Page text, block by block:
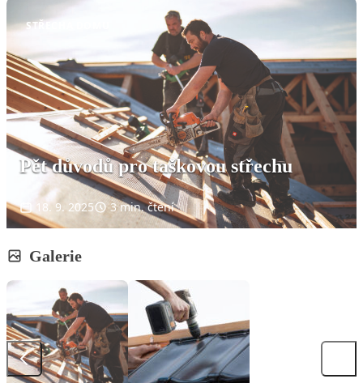
STŘECHA DOMU
Pět důvodů pro taškovou střechu
18. 9. 2025 3 min. čtení
Galerie